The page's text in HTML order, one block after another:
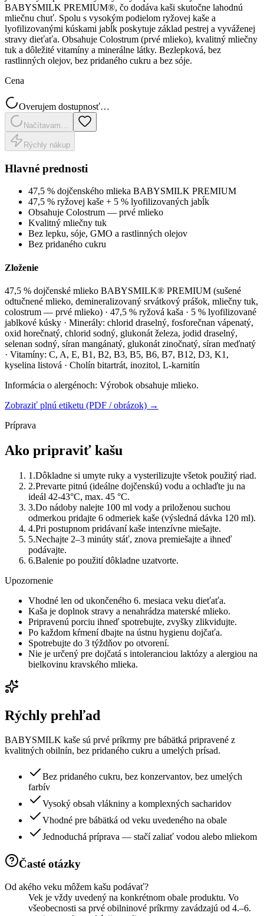
BABYSMILK PREMIUM®, čo dodáva kaši skutočne lahodnú
mliečnu chuť. Spolu s vysokým podielom ryžovej kaše a
lyofilizovanými kúskami jabĺk poskytuje základ pestrej a vyváženej
stravy dieťaťa. Obsahuje Colostrum (prvé mlieko), kvalitný mliečny
tuk a dôležité vitamíny a minerálne látky. Bezlepková, bez
rastlinných olejov, bez pridaného cukru a bez sóje.
Cena
Overujem dostupnosť…
Načítavam…
Rýchly nákup
Hlavné prednosti
47,5 % dojčenského mlieka BABYSMILK PREMIUM
47,5 % ryžovej kaše + 5 % lyofilizovaných jabĺk
Obsahuje Colostrum — prvé mlieko
Kvalitný mliečny tuk
Bez lepku, sóje, GMO a rastlinných olejov
Bez pridaného cukru
Zloženie
47,5 % dojčenské mlieko BABYSMILK® PREMIUM (sušené
odtučnené mlieko, demineralizovaný srvátkový prášok, mliečny tuk,
colostrum — prvé mlieko) · 47,5 % ryžová kaša · 5 % lyofilizované
jablkové kúsky · Minerály: chlorid draselný, fosforečnan vápenatý,
oxid horečnatý, chlorid sodný, glukonát železa, jodid draselný,
selenan sodný, síran mangánatý, glukonát zinočnatý, síran meďnatý
· Vitamíny: C, A, E, B1, B2, B3, B5, B6, B7, B12, D3, K1,
kyselina listová · Cholín bitartrát, inozitol, L-karnitín
Informácia o alergénoch: Výrobok obsahuje mlieko.
Zobraziť plnú etiketu (PDF / obrázok) →
Príprava
Ako pripraviť kašu
1 .Dôkladne si umyte ruky a vysterilizujte všetok použitý riad.
2.Prevarte pitnú (ideálne dojčenskú) vodu a ochlaďte ju na
ideál 42-43°C, max. 45 °C.
3.Do nádoby nalejte 100 ml vody a priloženou suchou
odmerkou pridajte 6 odmeriek kaše (výsledná dávka 120 ml).
4.Pri postupnom pridávaní kaše intenzívne miešajte.
5.Nechajte 2–3 minúty stáť, znova premiešajte a ihneď
podávajte.
6.Balenie po použití dôkladne uzatvorte.
Upozornenie
Vhodné len od ukončeného 6. mesiaca veku dieťaťa.
Kaša je doplnok stravy a nenahrádza materské mlieko.
Pripravenú porciu ihneď spotrebujte, zvyšky zlikvidujte.
Po každom kŕmení dbajte na ústnu hygienu dojčaťa.
Spotrebujte do 3 týždňov po otvorení.
Nie je určený pre dojčatá s intoleranciou laktózy a alergiou na
bielkovinu kravského mlieka.
Rýchly prehľad
BABYSMILK kaše sú prvé príkrmy pre bábätká pripravené z
kvalitných obilnín, bez pridaného cukru a umelých prísad.
Bez pridaného cukru, bez konzervantov, bez umelých
farbív
Vysoký obsah vlákniny a komplexných sacharidov
Vhodné pre bábätká od veku uvedeného na obale
Jednoduchá príprava — stačí zaliať vodou alebo mliekom
Časté otázky
Od akého veku môžem kašu podávať?
Vek je vždy uvedený na konkrétnom obale produktu. Vo
všeobecnosti sa prvé obilninové príkrmy zavádzajú od 4.–6.